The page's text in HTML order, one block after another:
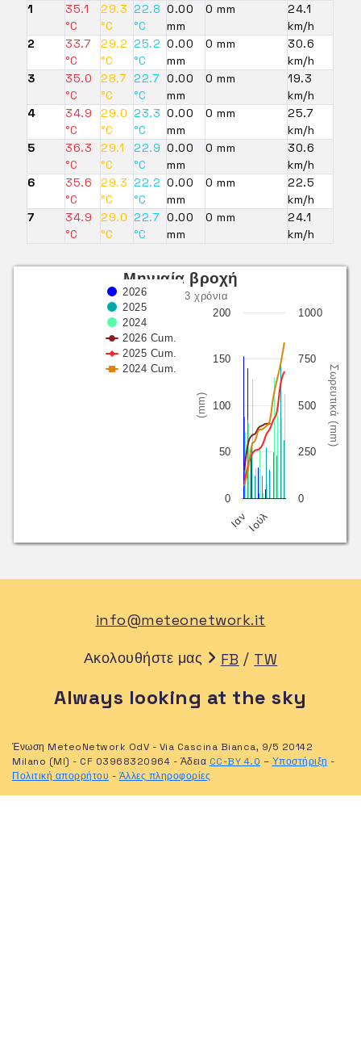
1
35.1
°C
29.3
°C
22.8
°C
0.00
mm
0 mm
24.1
km/h
2
33.7
°C
29.2
°C
25.2
°C
0.00
mm
0 mm
30.6
km/h
3
35.0
°C
28.7
°C
22.7
°C
0.00
mm
0 mm
19.3
km/h
4
34.9
°C
29.0
°C
23.3
°C
0.00
mm
0 mm
25.7
km/h
5
36.3
°C
29.1
°C
22.9
°C
0.00
mm
0 mm
30.6
km/h
6
35.6
°C
29.3
°C
22.2
°C
0.00
mm
0 mm
22.5
km/h
7
34.9
°C
29.0
°C
22.7
°C
0.00
mm
0 mm
24.1
km/h
(mm) Σωρευτικά (mm)
Μηνιαία βροχή
τελευταία 3 χρόνια
2026
2025
2024
2026 Cum.
2025 Cum.
2024 Cum.
Ιαν Ιούλ
0
50
100
150
200
0
250
500
750
1000
info@meteonetwork.it
Ακολουθήστε μας FB / TW
Always looking at the sky
Ένωση MeteoNetwork OdV - Via Cascina Bianca, 9/5 20142
Milano (MI) - CF 03968320964 - Άδεια CC-BY 4.0 – Υποστήριξη -
Πολιτική απορρήτου - Άλλες πληροφορίες